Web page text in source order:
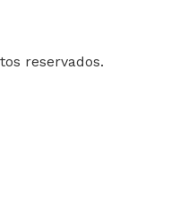
reservados.